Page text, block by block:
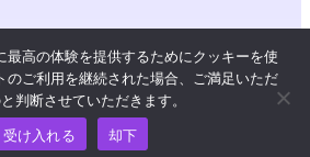
最高の体験を提供するためにクッキーを使
のご利用を継続された場合、ご満足いただ
判断させていただきます。
受け入れる
却下